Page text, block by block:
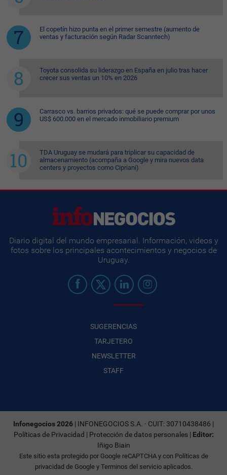
El copetín hizo punta en el primer semestre (aumento de
ventas y facturación según Radar Scanntech)
Toyota consolida su liderazgo en España en julio tras hacer
crecer sus ventas un 10% en 2026
Carrasco vs. barrios privados: qué se puede comprar por unos
US$ 600.000 en el mercado inmobiliario premium
TDA Uruguay se mudará para triplicar su capacidad de
almacenamiento (acompaña a Google y mira nuevos data
centers y proyectos como Cipriani)
Diario digital del mundo empresarial. Información, videos y
fotos sobre los principales acontecimientos y negocios de
Uruguay.
SUGERENCIAS
TARJETERO
NEWSLETTER
STAFF
Infonegocios 2026 | INFONEGOCIOS S.A. · CUIT: 30710438486 |
Políticas de Privacidad | Protección de datos personales| Editor:
Iñigo Biain
Este sitio esta protegido por Google reCAPTCHA y con Políticas de
privacidad de Googley Terminos del servicioaplicados.